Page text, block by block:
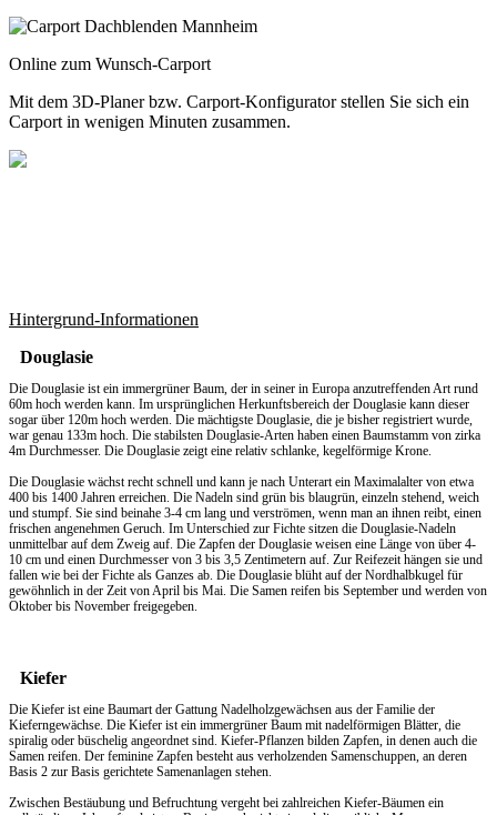
Online zum Wunsch-Carport
Mit dem 3D-Planerbzw. Carport-Konfiguratorstellen Sie sich ein
Carport in wenigen Minuten zusammen.
Hintergrund-Informationen
Douglasie
Die Douglasie ist ein immergrüner Baum, der in seiner in Europa anzutreffenden Art rund
60m hoch werden kann. Im ursprünglichen Herkunftsbereich der Douglasie kann dieser
sogar über 120m hoch werden. Die mächtigste Douglasie, die je bisher registriert wurde,
war genau 133m hoch. Die stabilsten Douglasie-Arten haben einen Baumstamm von zirka
4m Durchmesser. Die Douglasie zeigt eine relativ schlanke, kegelförmige Krone.
Die Douglasie wächst recht schnell und kann je nach Unterart ein Maximalalter von etwa
400 bis 1400 Jahren erreichen. Die Nadeln sind grün bis blaugrün, einzeln stehend, weich
und stumpf. Sie sind beinahe 3-4 cm lang und verströmen, wenn man an ihnen reibt, einen
frischen angenehmen Geruch. Im Unterschied zur Fichte sitzen die Douglasie-Nadeln
unmittelbar auf dem Zweig auf. Die Zapfen der Douglasie weisen eine Länge von über 4-
10 cm und einen Durchmesser von 3 bis 3,5 Zentimetern auf. Zur Reifezeit hängen sie und
fallen wie bei der Fichte als Ganzes ab. Die Douglasie blüht auf der Nordhalbkugel für
gewöhnlich in der Zeit von April bis Mai. Die Samen reifen bis September und werden von
Oktober bis November freigegeben.
Kiefer
Die Kiefer ist eine Baumart der Gattung Nadelholzgewächsen aus der Familie der
Kieferngewächse. Die Kiefer ist ein immergrüner Baum mit nadelförmigen Blätter, die
spiralig oder büschelig angeordnet sind. Kiefer-Pflanzen bilden Zapfen, in denen auch die
Samen reifen. Der feminine Zapfen besteht aus verholzenden Samenschuppen, an deren
Basis 2 zur Basis gerichtete Samenanlagen stehen.
Zwischen Bestäubung und Befruchtung vergeht bei zahlreichen Kiefer-Bäumen ein